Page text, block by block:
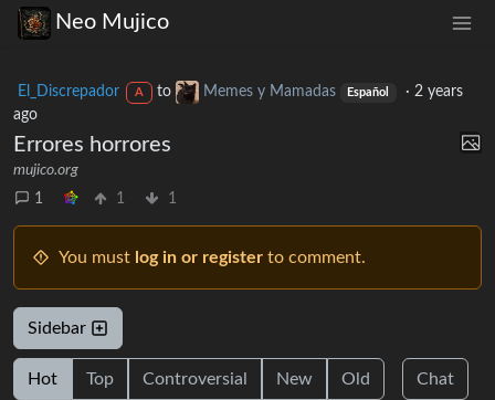
Neo Mujico
El_Discrepador A to Memes y Mamadas Español ·2 years
ago
Errores horrores
mujico.org
1
1 1
You must log in or register to comment.
Sidebar
Hot Top Controversial New Old Chat